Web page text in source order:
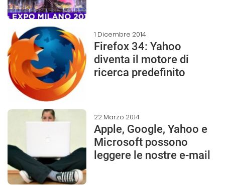
1 Dicembre 2014
Firefox 34: Yahoo
diventa il motore di
ricerca predefinito
22 Marzo 2014
Apple, Google, Yahoo e
Microsoft possono
leggere le nostre e-mail